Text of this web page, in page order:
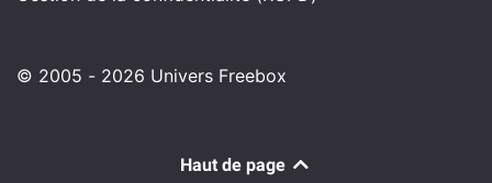
© 2005 - 2026 Univers Freebox
Haut de page